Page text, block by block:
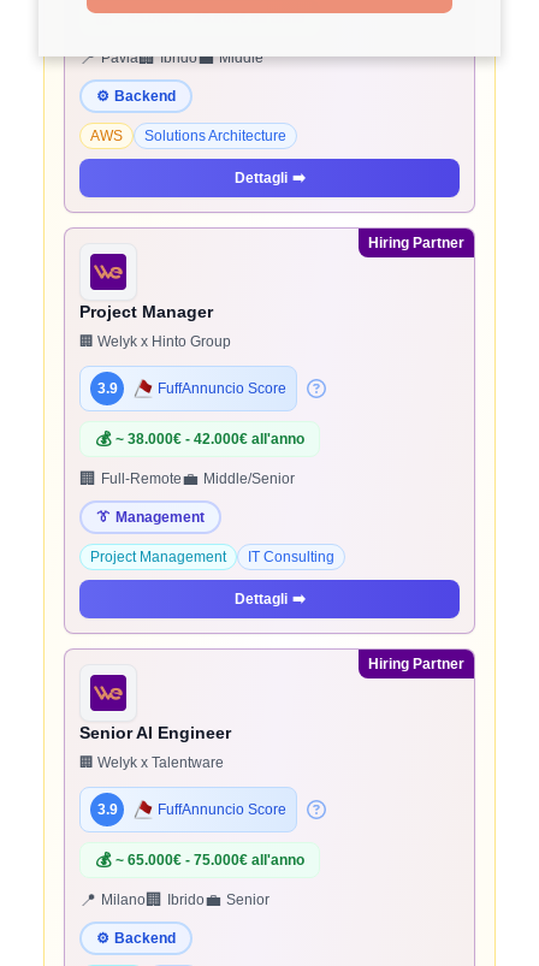
💰 ~ 45.000€ - 45.000€ all'anno
📍 Pavia🏢 Ibrido💼 Middle
⚙️ Backend
AWS Solutions Architecture
Dettagli ➡️
Hiring Partner
Project Manager
🏢 Welyk x Hinto Group
3.9 FuffAnnuncio Score
💰 ~ 38.000€ - 42.000€ all'anno
🏢 Full-Remote💼 Middle/Senior
👔 Management
Project Management IT Consulting
Dettagli ➡️
Hiring Partner
Senior AI Engineer
🏢 Welyk x Talentware
3.9 FuffAnnuncio Score
💰 ~ 65.000€ - 75.000€ all'anno
📍 Milano🏢 Ibrido💼 Senior
⚙️ Backend